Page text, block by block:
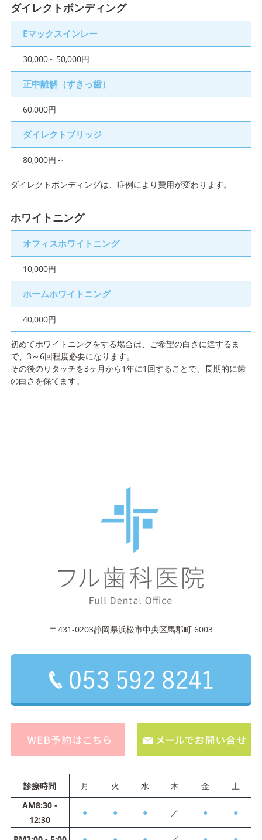
ダイレクトボンディング
Eマックスインレー
30,000～50,000円
正中離解（すきっ歯）
60,000円
ダイレクトブリッジ
80,000円～
ダイレクトボンディングは、症例により費用が変わります。
ホワイトニング
オフィスホワイトニング
10,000円
ホームホワイトニング
40,000円
初めてホワイトニングをする場合は、ご希望の白さに達するま
で、3～6回程度必要になります。
その後のりタッチを3ヶ月から1年に1回することで、長期的に歯
の白さを保てます。
〒431-0203静岡県浜松市中央区馬郡町 6003
診療時間 月 火 水 木 金
土
AM8:30 -
12:30
● ● ● ／ ● ●